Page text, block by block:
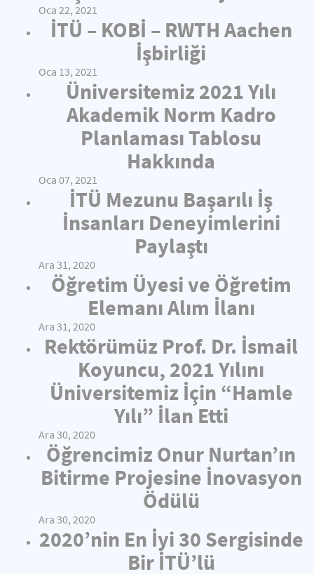
Oca 22, 2021
İTÜ – KOBİ – RWTH Aachen
İşbirliği
Oca 13, 2021
Üniversitemiz 2021 Yılı
Akademik Norm Kadro
Planlaması Tablosu
Hakkında
Oca 07, 2021
İTÜ Mezunu Başarılı İş
İnsanları Deneyimlerini
Paylaştı
Ara 31, 2020
Öğretim Üyesi ve Öğretim
Elemanı Alım İlanı
Ara 31, 2020
Rektörümüz Prof. Dr. İsmail
Koyuncu, 2021 Yılını
Üniversitemiz İçin “Hamle
Yılı” İlan Etti
Ara 30, 2020
Öğrencimiz Onur Nurtan’ın
Bitirme Projesine İnovasyon
Ödülü
Ara 30, 2020
2020’nin En İyi 30 Sergisinde
Bir İTÜ’lü